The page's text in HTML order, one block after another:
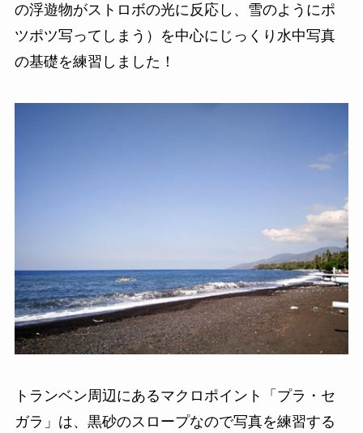
の浮遊物がストロボの光に反応し、雪のようにポ
ツポツ写ってしまう）を中心にじっくり水中写真
の基礎を練習しました！
トランベン周辺にあるマクロポイント「プラ・セ
ガラ」は、黒砂のスロープなので写真を練習する